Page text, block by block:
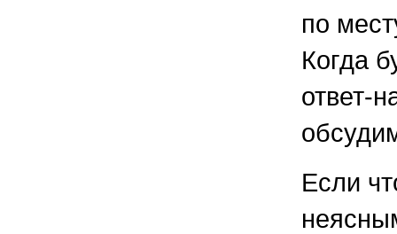
по
Когда
ответ-
Если